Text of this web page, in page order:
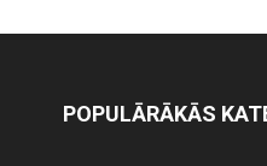
POPULĀRĀKĀS